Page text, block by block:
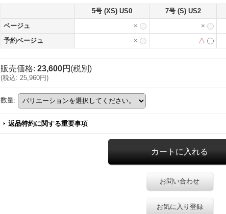
5号 (XS) US0 7号 (S) US2
ベージュ
× ×
予約ベージュ
× △
販売価格: 23,600円 (税別)
(税込: 25,960円)
数量:
返品特約に関する重要事項
お問い合わせ
お気に入り登録